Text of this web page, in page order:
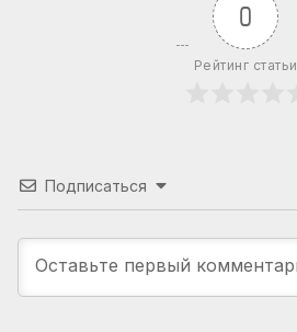
0
Рейтинг статьи
Подписаться